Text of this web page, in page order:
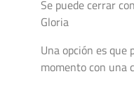
Se puede cerrar
Gloria
Una opción es que
momento con una